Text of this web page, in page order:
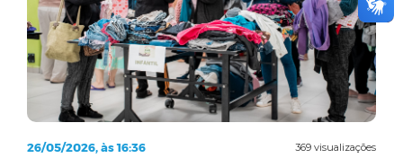
369 visualizações
26/05/2026, às 16:36